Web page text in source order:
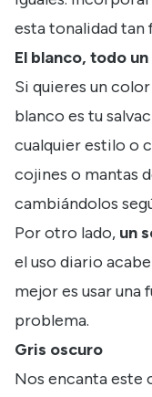
esta tonalidad tan
El blanco, todo
Si quieres un
blanco es tu
cualquier estilo o
cojines o mantas
cambiándolos
Por otro lado, un
el uso diario
mejor es usar una
problema.
Gris oscuro
Nos encanta este